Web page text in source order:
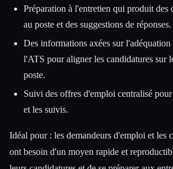
Préparation à l'entretien qui produit des
au poste et des suggestions de réponses.
Des informations axées sur l'adéquation
l'ATS pour aligner les candidatures sur
poste.
Suivi des offres d'emploi centralisé
et les suivis.
Idéal pour : les demandeurs d'emploi et les
ont besoin d'un moyen rapide et